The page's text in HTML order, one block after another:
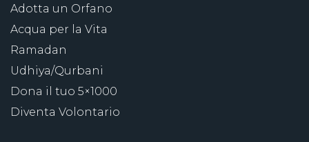
Adotta un Orfano
Acqua per la Vita
Ramadan
Udhiya/Qurbani
Dona il tuo 5×1000
Diventa Volontario